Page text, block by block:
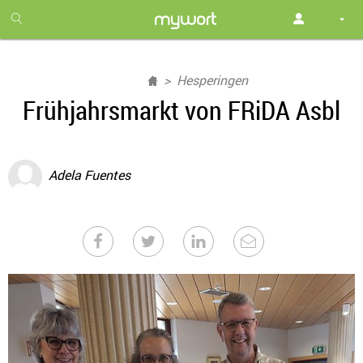
month
free
Hesperingen
Frühjahrsmarkt von FRiDA Asbl
Adela Fuentes